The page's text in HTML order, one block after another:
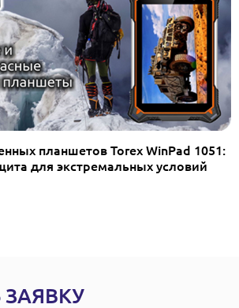
планшетов Torex WinPad 1051:
для экстремальных условий